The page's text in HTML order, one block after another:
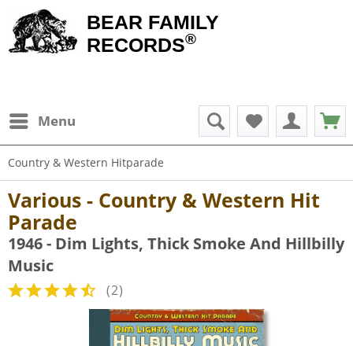
BEAR FAMILY
RECORDS®
Menu
Country & Western Hitparade
Various - Country & Western Hit
Parade
1946 - Dim Lights, Thick Smoke And Hillbilly
Music
(2)